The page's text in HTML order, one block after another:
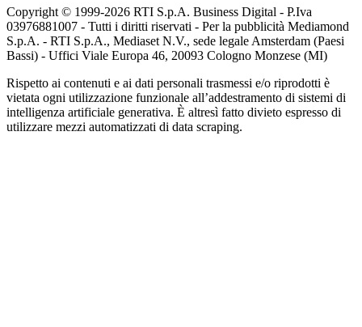
Copyright © 1999-2026 RTI S.p.A. Business Digital - P.Iva
03976881007 - Tutti i diritti riservati - Per la pubblicità Mediamond
S.p.A. - RTI S.p.A., Mediaset N.V., sede legale Amsterdam (Paesi
Bassi) - Uffici Viale Europa 46, 20093 Cologno Monzese (MI)
Rispetto ai contenuti e ai dati personali trasmessi e/o riprodotti è
vietata ogni utilizzazione funzionale all’addestramento di sistemi di
intelligenza artificiale generativa. È altresì fatto divieto espresso di
utilizzare mezzi automatizzati di data scraping.